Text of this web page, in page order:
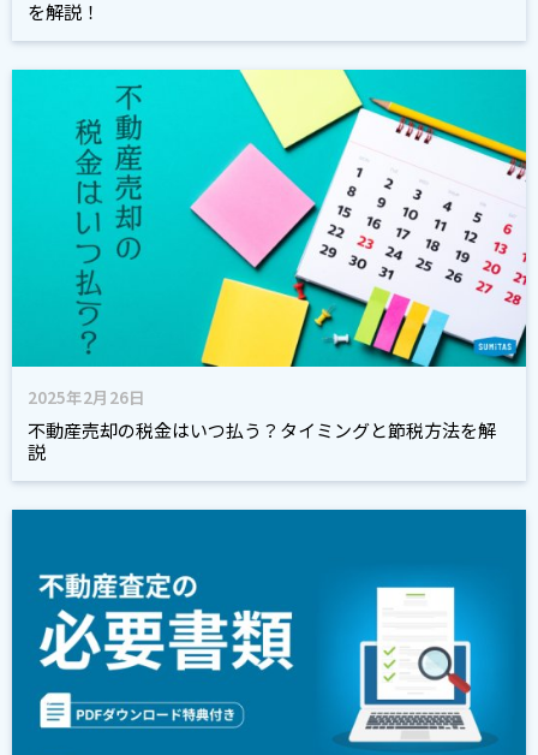
を解説！
2025年2月26日
不動産売却の税金はいつ払う？タイミングと節税方法を解
説